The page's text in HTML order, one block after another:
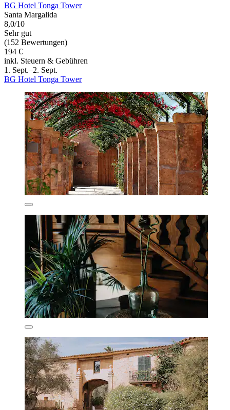
BG Hotel Tonga Tower
Santa Margalida
8,0/10
Sehr gut
(152 Bewertungen)
194 €
inkl. Steuern & Gebühren
1. Sept.–2. Sept.
BG Hotel Tonga Tower